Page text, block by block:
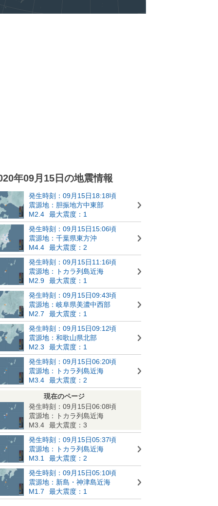
年09月15日の地震情報
発生時刻：09月15日18:18頃
震源地：胆振地方中東部
M2.4
最大震度：1
発生時刻：09月15日15:06頃
震源地：千葉県東方沖
M4.4
最大震度：2
発生時刻：09月15日11:16頃
震源地：トカラ列島近海
M2.9
最大震度：1
発生時刻：09月15日09:43頃
震源地：岐阜県美濃中西部
M2.7
最大震度：1
発生時刻：09月15日09:12頃
震源地：和歌山県北部
M2.3
最大震度：1
発生時刻：09月15日06:20頃
震源地：トカラ列島近海
M3.4
最大震度：2
現在のページ
発生時刻：09月15日06:08頃
震源地：トカラ列島近海
M3.4
最大震度：3
発生時刻：09月15日05:37頃
震源地：トカラ列島近海
M3.1
最大震度：2
発生時刻：09月15日05:10頃
震源地：新島・神津島近海
M1.7
最大震度：1